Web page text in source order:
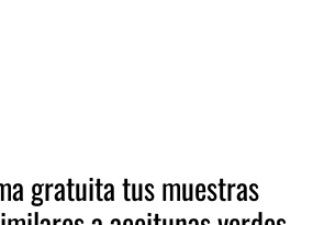
gratuita tus muestras